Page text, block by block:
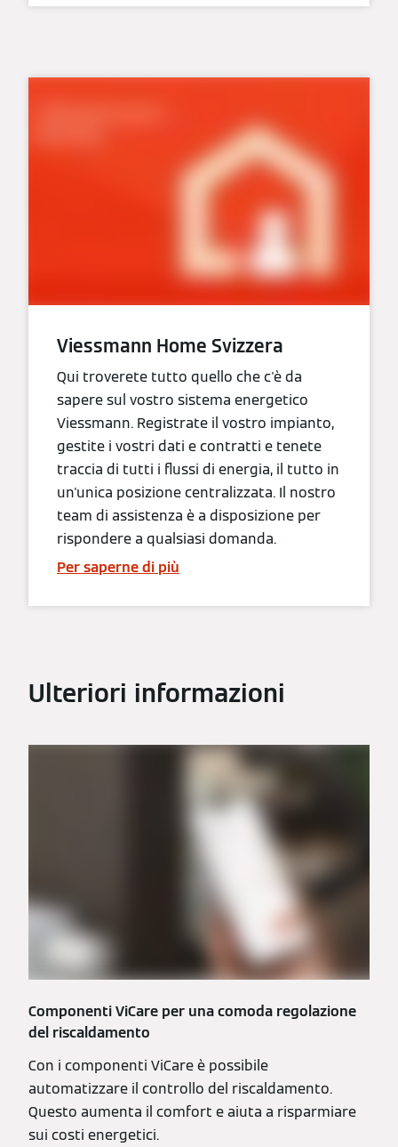
Viessmann Home Svizzera
Qui troverete tutto quello che c'è da
sapere sul vostro sistema energetico
Viessmann. Registrate il vostro impianto,
gestite i vostri dati e contratti e tenete
traccia di tutti i flussi di energia, il tutto in
un'unica posizione centralizzata. Il nostro
team di assistenza è a disposizione per
rispondere a qualsiasi domanda.
Per saperne di più
Ulteriori informazioni
Componenti ViCare per una comoda regolazione
del riscaldamento
Con i componenti ViCare è possibile
automatizzare il controllo del riscaldamento.
Questo aumenta il comfort e aiuta a risparmiare
sui costi energetici.